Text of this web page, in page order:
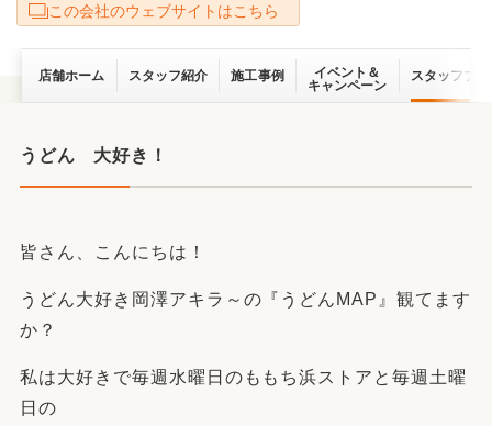
この会社のウェブサイトはこちら
店舗ホーム スタッフ紹介 施工事例
イベント＆
キャンペーン
スタッフブ
うどん 大好き！
皆さん、こんにちは！
うどん大好き岡澤アキラ～の『うどんMAP』観てます
か？
私は大好きで毎週水曜日のももち浜ストアと毎週土曜
日の